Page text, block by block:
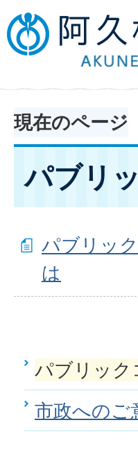
現在のページ
パブリ
パブリッ
は
パブリック
市政へのご